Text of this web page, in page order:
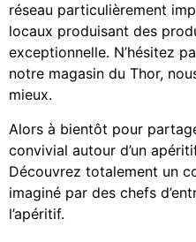
réseau particulièrement
locaux produisant des
exceptionnelle. N’hésitez
notre magasin du Thor,
mieux.
Alors à bientôt pour
convivial autour d’un
Découvrez totalement un
imaginé par des chefs
l’apéritif.